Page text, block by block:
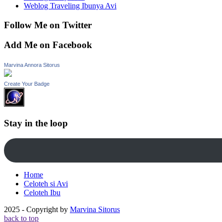
Weblog Traveling Ibunya Avi
Follow Me on Twitter
Add Me on Facebook
Marvina Annora Sitorus
Create Your Badge
Stay in the loop
Home
Celoteh si Avi
Celoteh Ibu
2025 - Copyright by Marvina Sitorus
back to top